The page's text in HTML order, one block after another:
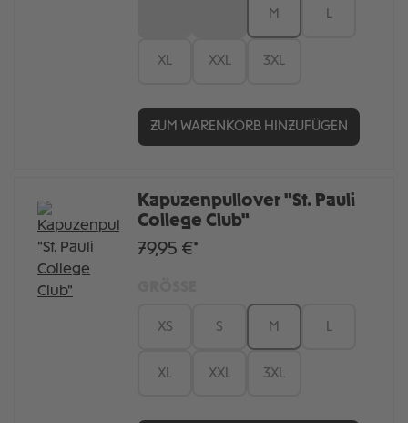
M L
XL XXL 3XL
ZUM WARENKORB HINZUFÜGEN
Kapuzenpullover "St. Pauli
College Club"
79,95 €*
XS S M
XL XXL 3XL